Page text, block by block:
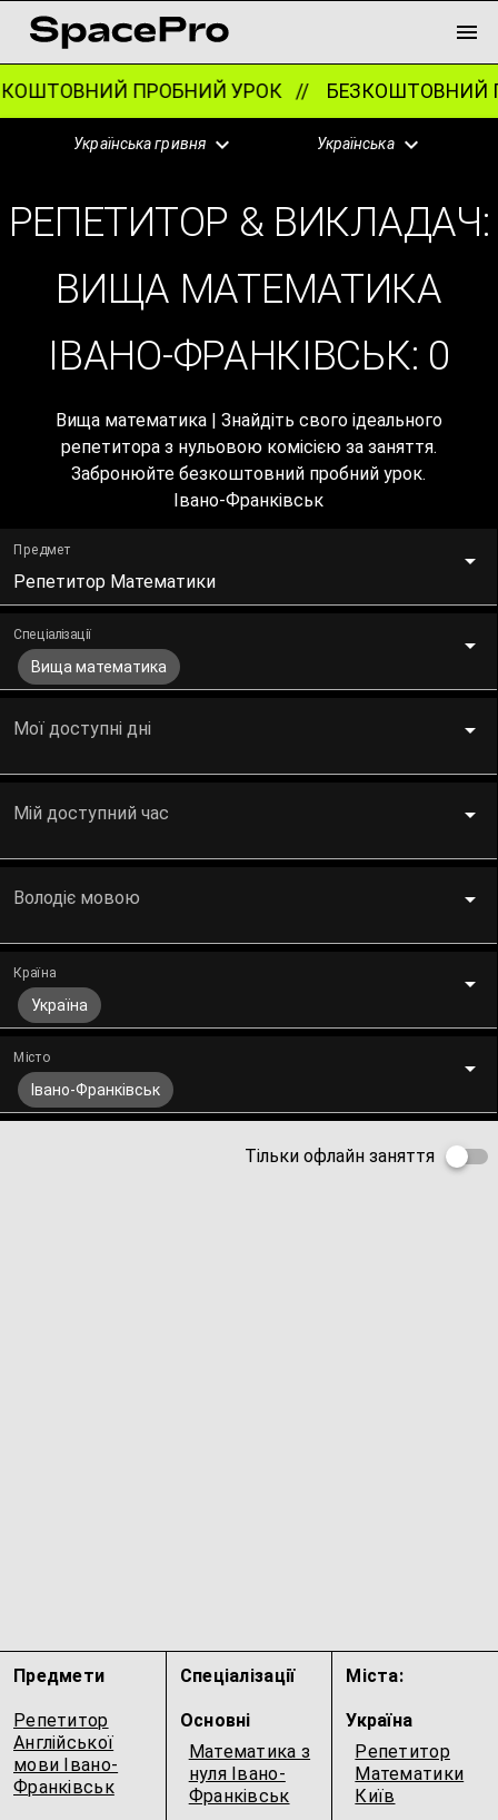
ПРОБНИЙ УРОК //БЕЗКОШТОВНИЙ
Українська гривня Українська
РЕПЕТИТОР & ВИКЛАДАЧ:
ВИЩА МАТЕМАТИКА
ІВАНО-ФРАНКІВСЬК: 0
Вища математика | Знайдіть свого ідеального
репетитора з нульовою комісією за заняття.
Забронюйте безкоштовний пробний урок.
Івано-Франківськ
Предмет
Репетитор Математики
Спеціалізації
Вища математика
Мої доступні дні
Мій доступний час
Володіє мовою
Країна
Україна
Місто
Івано-Франківськ
Тільки офлайн заняття
Предмети
Репетитор
Англійської
мови Івано-
Франківськ
Спеціалізації
Основні
Математика з
нуля Івано-
Франківськ
Міста:
Україна
Репетитор
Математики
Київ